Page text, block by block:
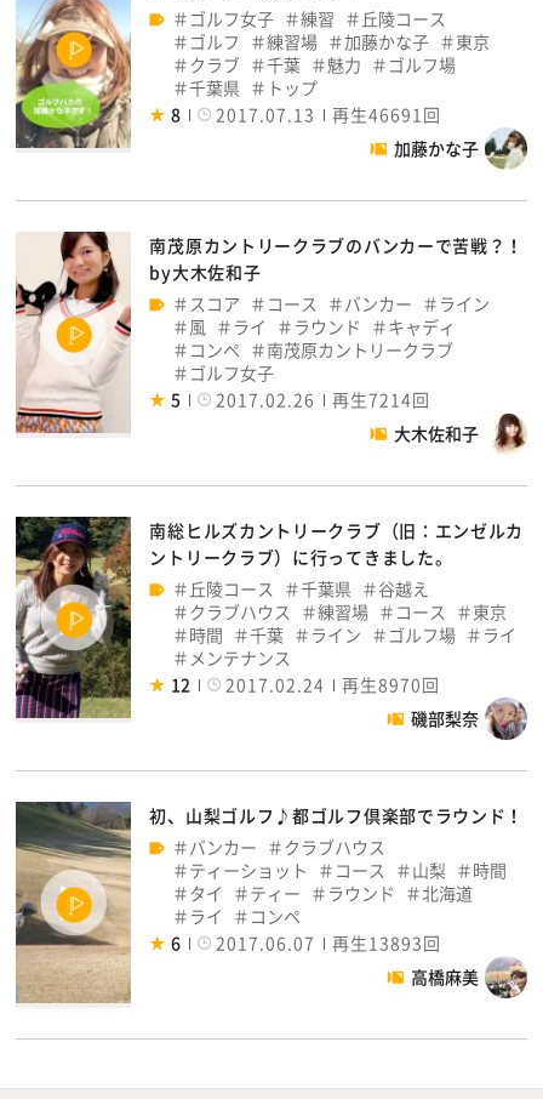
ゴルフ女子
練習
丘陵コース
ゴルフ
練習場 加藤かな子
東京
クラブ
千葉 魅力
ゴルフ場
千葉県
トップ
8
2017.07.13
再生46691回
加藤かな子
南茂原カントリークラブのバンカーで苦戦？！
by大木佐和子
スコア
コース バンカー
ライン
風
ライ ラウンド
キャディ
コンペ
南茂原カントリークラブ
ゴルフ女子
5
2017.02.26
再生7214回
大木佐和子
南総ヒルズカントリークラブ（旧：エンゼルカ
ントリークラブ）に行ってきました。
丘陵コース
千葉県
谷越え
クラブハウス
練習場 コース
東京
時間
千葉 ライン ゴルフ場
ライ
メンテナンス
12
2017.02.24
再生8970回
磯部梨奈
初、山梨ゴルフ♪都ゴルフ倶楽部でラウンド！
バンカー
クラブハウス
ティーショット
コース 山梨
時間
タイ
ティー ラウンド
北海道
ライ
コンペ
6
2017.06.07
再生13893回
高橋麻美